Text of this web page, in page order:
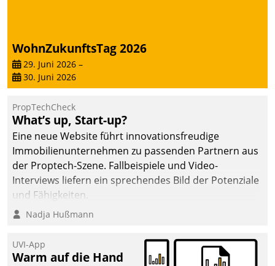
– und beschleunigt damit
den Weg vom
Mieteranliegen zum
WohnZukunftsTag 2026
29. Juni 2026 –
30. Juni 2026
PropTechCheck
What’s up, Start-up?
Eine neue Website führt innovationsfreudige
Immobilienunternehmen zu passenden Partnern aus
der Proptech-Szene. Fallbeispiele und Video-
Interviews liefern ein sprechendes Bild der Potenziale
und Fähigkeiten.
Nadja Hußmann
UVI-App
Warm auf die Hand